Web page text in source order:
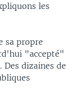
les
sa propre
"accepté"
dizaines de